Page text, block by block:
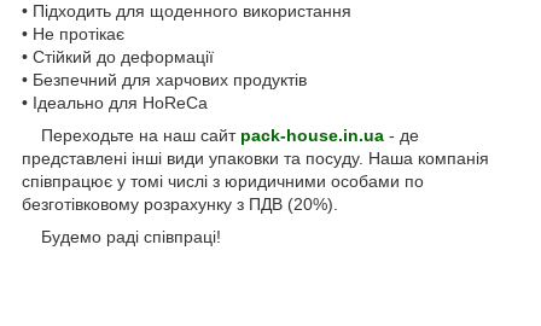
• Підходить для щоденного використання
• Не протікає
• Стійкий до деформації
• Безпечний для харчових продуктів
• Ідеально для HoReCa
Переходьте на наш сайт pack-house.in.ua - де
представлені інші види упаковки та посуду. Наша компанія
співпрацює у томі числі з юридичними особами по
безготівковому розрахунку з ПДВ (20%).
Будемо раді співпраці!